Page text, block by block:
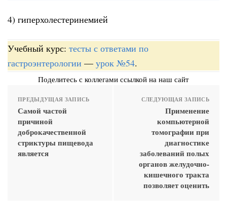
4) гиперхолестеринемией
Учебный курс: тесты с ответами по
гастроэнтерологии — урок №54.
Поделитесь с коллегами ссылкой на наш сайт
ПРЕДЫДУЩАЯ ЗАПИСЬ
Самой частой
причиной
доброкачественной
стриктуры пищевода
является
СЛЕДУЮЩАЯ ЗАПИСЬ
Применение
компьютерной
томографии при
диагностике
заболеваний полых
органов желудочно-
кишечного тракта
позволяет оценить